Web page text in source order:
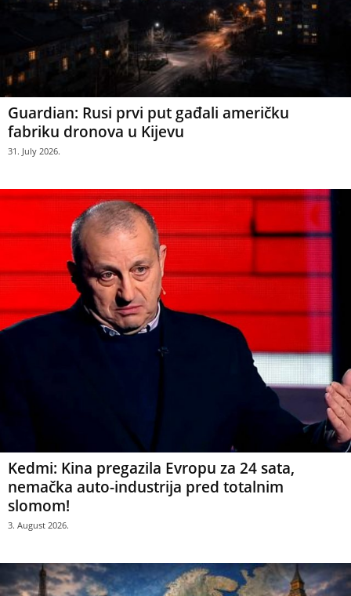
Guardian: Rusi prvi put gađali američku
fabriku dronova u Kijevu
31. July 2026.
Kedmi: Kina pregazila Evropu za 24 sata,
nemačka auto-industrija pred totalnim
slomom!
3. August 2026.